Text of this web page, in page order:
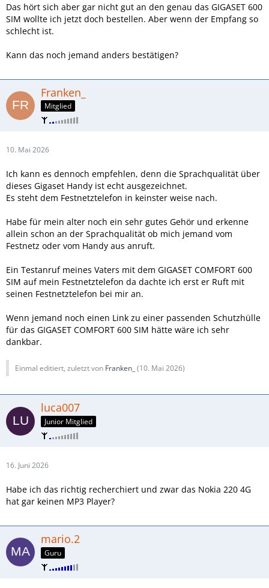
Das hört sich aber gar nicht gut an den genau das GIGASET 600
SIM wollte ich jetzt doch bestellen. Aber wenn der Empfang so
schlecht ist.
Kann das noch jemand anders bestätigen?
Franken_
Mitglied
10. Mai 2026
Ich kann es dennoch empfehlen, denn die Sprachqualität über
dieses Gigaset Handy ist echt ausgezeichnet.
Es steht dem Festnetztelefon in keinster weise nach.
Habe für mein alter noch ein sehr gutes Gehör und erkenne
allein schon an der Sprachqualität ob mich jemand vom
Festnetz oder vom Handy aus anruft.
Ein Testanruf meines Vaters mit dem GIGASET COMFORT 600
SIM auf mein Festnetztelefon da dachte ich erst er Ruft mit
seinen Festnetztelefon bei mir an.
Wenn jemand noch einen Link zu einer passenden Schutzhülle
für das GIGASET COMFORT 600 SIM hätte wäre ich sehr
dankbar.
Einmal editiert, zuletzt von Franken_ (10. Mai 2026)
luca007
Junior Mitglied
16. Juni 2026
Habe ich das richtig recherchiert und zwar das Nokia 220 4G
hat gar keinen MP3 Player?
mario.2
Guru